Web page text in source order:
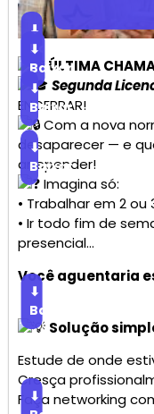
⬇
Baixar
ÚLTIMA
⬇
Baixar
Segunda
ENCERRAR!
⬇
Baixar
Com a nova
desaparecer — e
arrepender!
⬇
Baixar
Imagina só:
• Trabalhar em 2
• Ir todo fim de
presencial…
Você aguentaria
⬇
Baixar
Solução
Estude de onde
Cresça
Faça networking
⬇